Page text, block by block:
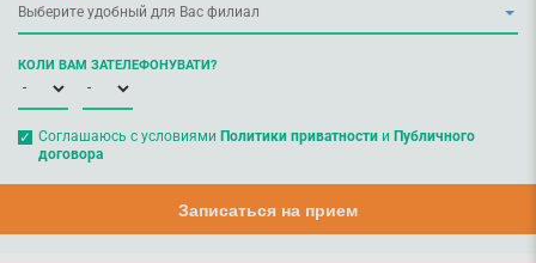
КОЛИ ВАМ ЗАТЕЛЕФОНУВАТИ?
Соглашаюсь с условиями Политики приватностии Публичного
договора
Записаться на прием